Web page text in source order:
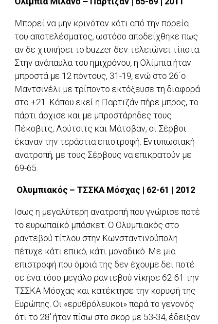
Μπορεί να μην κρινόταν κάτι από την πορεία
του αποτελέσματος, ωστόσο αποδείχθηκε πως
αν δε χτυπήσει το buzzer δεν τελειώνει τίποτα.
Στην ανάπαυλα του ημιχρόνου, η Ολίμπια ήταν
μπροστά με 12 πόντους, 31-19, ενώ στο 26΄ο
Μαντσινέλι με τρίποντο εκτόξευσε τη διαφορά
στο +21. Κάπου εκεί η Παρτιζάν πήρε μπρος, το
πάρτι άρχισε και με μπροστάρηδες τους
Πέκοβιτς, Λούτσιτς και Μάτσβαν, οι Σέρβοι
έκαναν την τεράστια επιστροφή. Εντυπωσιακή
ανατροπή, με τους Σέρβους να επικρατούν με
69-65.
Ολυμπιακός – ΤΣΣΚΑ Μόσχας | 62-61 | 2012
Ισως η μεγαλύτερη ανατροπή που γνώρισε ποτέ
το ευρωπαϊκό μπάσκετ. Ο Ολυμπιακός στο
ραντεβού τίτλου στην Κωνσταντινούπολη
πέτυχε κάτι επικό, κάτι μοναδικό. Με μια
επιστροφή που όμοιά της δεν έχουμε δει ποτέ
σε ένα τόσο μεγάλο ραντεβού νίκησε 62-61 την
ΤΣΣΚΑ Μόσχας και κατέκτησε την κορυφή της
Ευρώπης. Oι «ερυθρόλευκοι» παρά το γεγονός
ότι το 28′ ήταν πίσω στο σκορ με 53-34, έδειξαν